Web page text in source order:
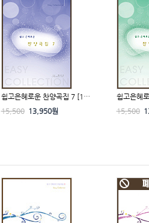
쉽고은혜로운 찬양곡집 7 [1…
15,500 13,950원
쉽고은혜
15,500